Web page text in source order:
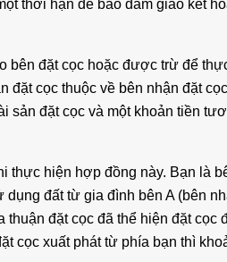
thời hạn để bảo đảm giao kết
bên đặt cọc hoặc được trừ để
đặt cọc thuộc về bên nhận đặt
sản đặt cọc và một khoản tiền
thực hiện hợp đồng này. Bạn là
đất từ gia đình bên A (bên
đặt cọc đã thể hiện đặt cọc
cọc xuất phát từ phía bạn thì